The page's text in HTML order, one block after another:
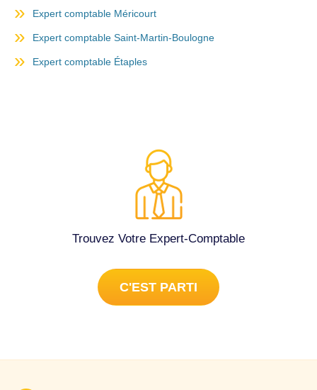
Expert comptable Méricourt
Expert comptable Saint-Martin-Boulogne
Expert comptable Étaples
Trouvez Votre Expert-Comptable
C'EST PARTI